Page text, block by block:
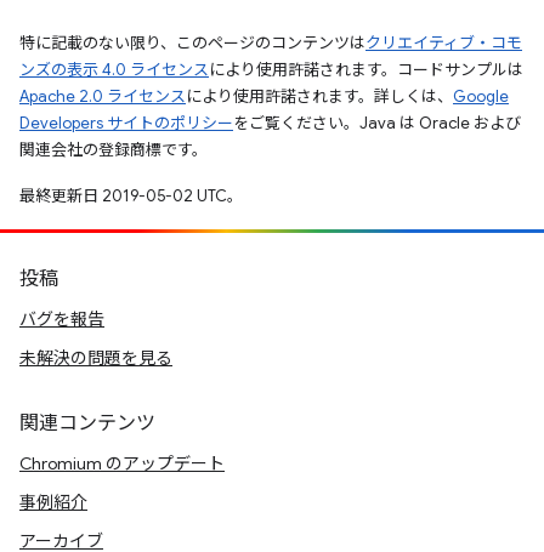
特に記載のない限り、このページのコンテンツはクリエイティブ・コモ
ンズの表示 4.0 ライセンスにより使用許諾されます。コードサンプルは
Apache 2.0 ライセンスにより使用許諾されます。詳しくは、 Google
Developers サイトのポリシーをご覧ください。Java は Oracle および
関連会社の登録商標です。
最終更新日 2019-05-02 UTC。
投稿
バグを報告
未解決の問題を見る
関連コンテンツ
Chromium のアップデート
事例紹介
アーカイブ